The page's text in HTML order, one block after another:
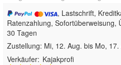
, Lastschrift,
Ratenzahlung, Sofortüberweisung,
30 Tagen
Zustellung: Mi, 12. Aug. bis Mo, 17.
Verkäufer: Kajakprofi